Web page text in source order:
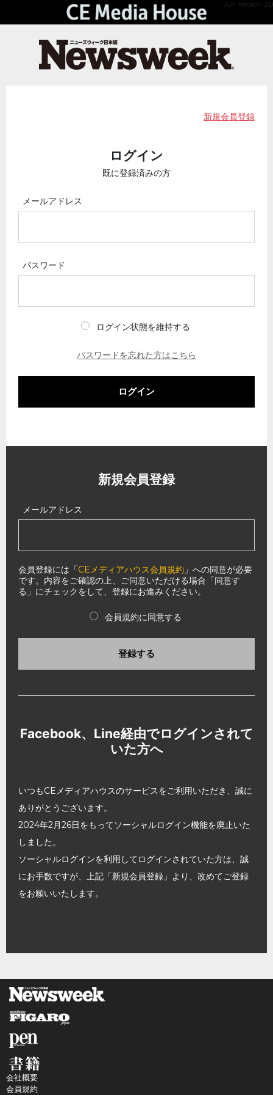
API Version 2.0
新規会員登録
ログイン
既に登録済みの方
メールアドレス
パスワード
ログイン状態を維持する
パスワードを忘れた方はこちら
ログイン
新規会員登録
メールアドレス
会員登録には「CEメディアハウス会員規約 」への同意が必要
です。内容をご確認の上、ご同意いただける場合「同意す
る」にチェックをして、登録にお進みください。
会員規約に同意する
登録する
Facebook、Line経由でログインされて
いた方へ
いつもCEメディアハウスのサービスをご利用いただき、誠に
ありがとうございます。
2024年2月26日をもってソーシャルログイン機能を廃止いた
しました。
ソーシャルログインを利用してログインされていた方は、誠
にお手数ですが、上記「新規会員登録」より、改めてご登録
をお願いいたします。
会社概要
会員規約